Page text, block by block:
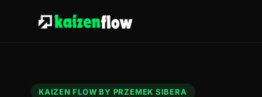
KAIZEN FLOW BY PRZEMEK SIBERA